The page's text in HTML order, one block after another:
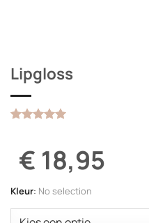
Lipgloss
gebaseerd
op
klantbeoordelingen
€ 18,95
Kleur: No selection